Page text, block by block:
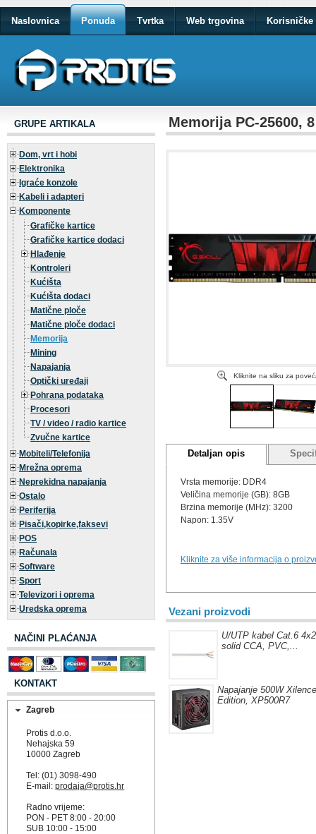
Naslovnica Ponuda Tvrtka Web trgovina Korisničke
GRUPE ARTIKALA
Dom, vrt i hobi
Elektronika
Igraće konzole
Kabeli i adapteri
Komponente
Grafičke kartice
Grafičke kartice dodaci
Hlađenje
Kontroleri
Kućišta
Kućišta dodaci
Matične ploče
Matične ploče dodaci
Memorija
Mining
Napajanja
Optički uređaji
Pohrana podataka
Procesori
TV / video / radio kartice
Zvučne kartice
Mobiteli/Telefonija
Mrežna oprema
Neprekidna napajanja
Ostalo
Periferija
Pisači,kopirke,faksevi
POS
Računala
Software
Sport
Televizori i oprema
Uredska oprema
NAČINI PLAĆANJA
KONTAKT
Zagreb
Protis d.o.o.
Nehajska 59
10000 Zagreb
Tel: (01) 3098-490
E-mail:prodaja@protis.hr
Radno vrijeme:
PON - PET 8:00 - 20:00
SUB 10:00 - 15:00
Memorija PC-25600,
Kliknite na sliku za
Detaljan opis
Vrsta memorije: DDR4
Veličina memorije (GB): 8GB
Brzina memorije (MHz): 3200
Napon: 1.35V
Kliknite za više informacija o
Vezani proizvodi
U/UTP kabel Cat.6
solid CCA, PVC,...
Napajanje 500W
Edition, XP500R7